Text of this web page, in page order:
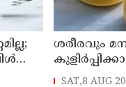
ശരീരവും
വേറെയില്ല
SAT,8 AUG